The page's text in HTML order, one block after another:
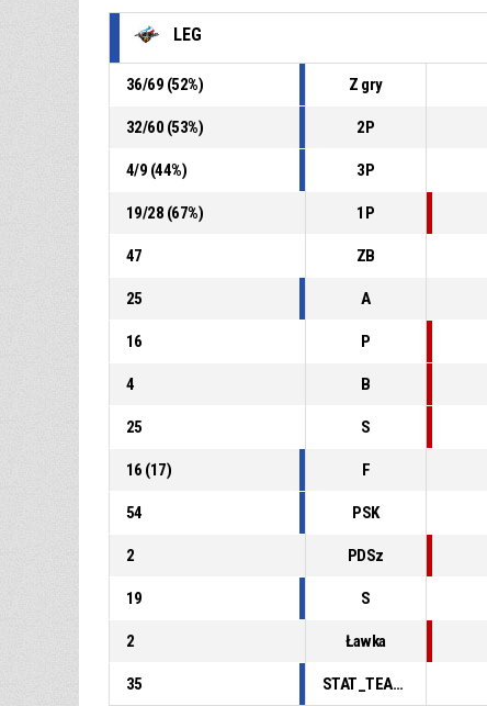
LEG
36/69 (52%) Z gry
32/60 (53%) 2P
4/9 (44%) 3P
19/28 (67%) 1P
47 ZB
25 A
16 P
4 B
25 S
16 (17) F
54 PSK
2 PDSz
19 S
2 Ławka
35 STAT_TEAMMATCH_BASKETBALL_sPointsFastBreak_ABBREV